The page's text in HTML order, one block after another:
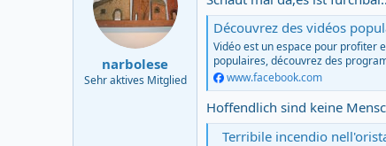
o
n
s
:
narbolese
Sehr aktives Mitglied
Découvrez des vidéos
Vidéo est un espace pour profiter
populaires, découvrez des
www.facebook.com
Hoffendlich sind keine
Terribile incendio nell'oristanese |